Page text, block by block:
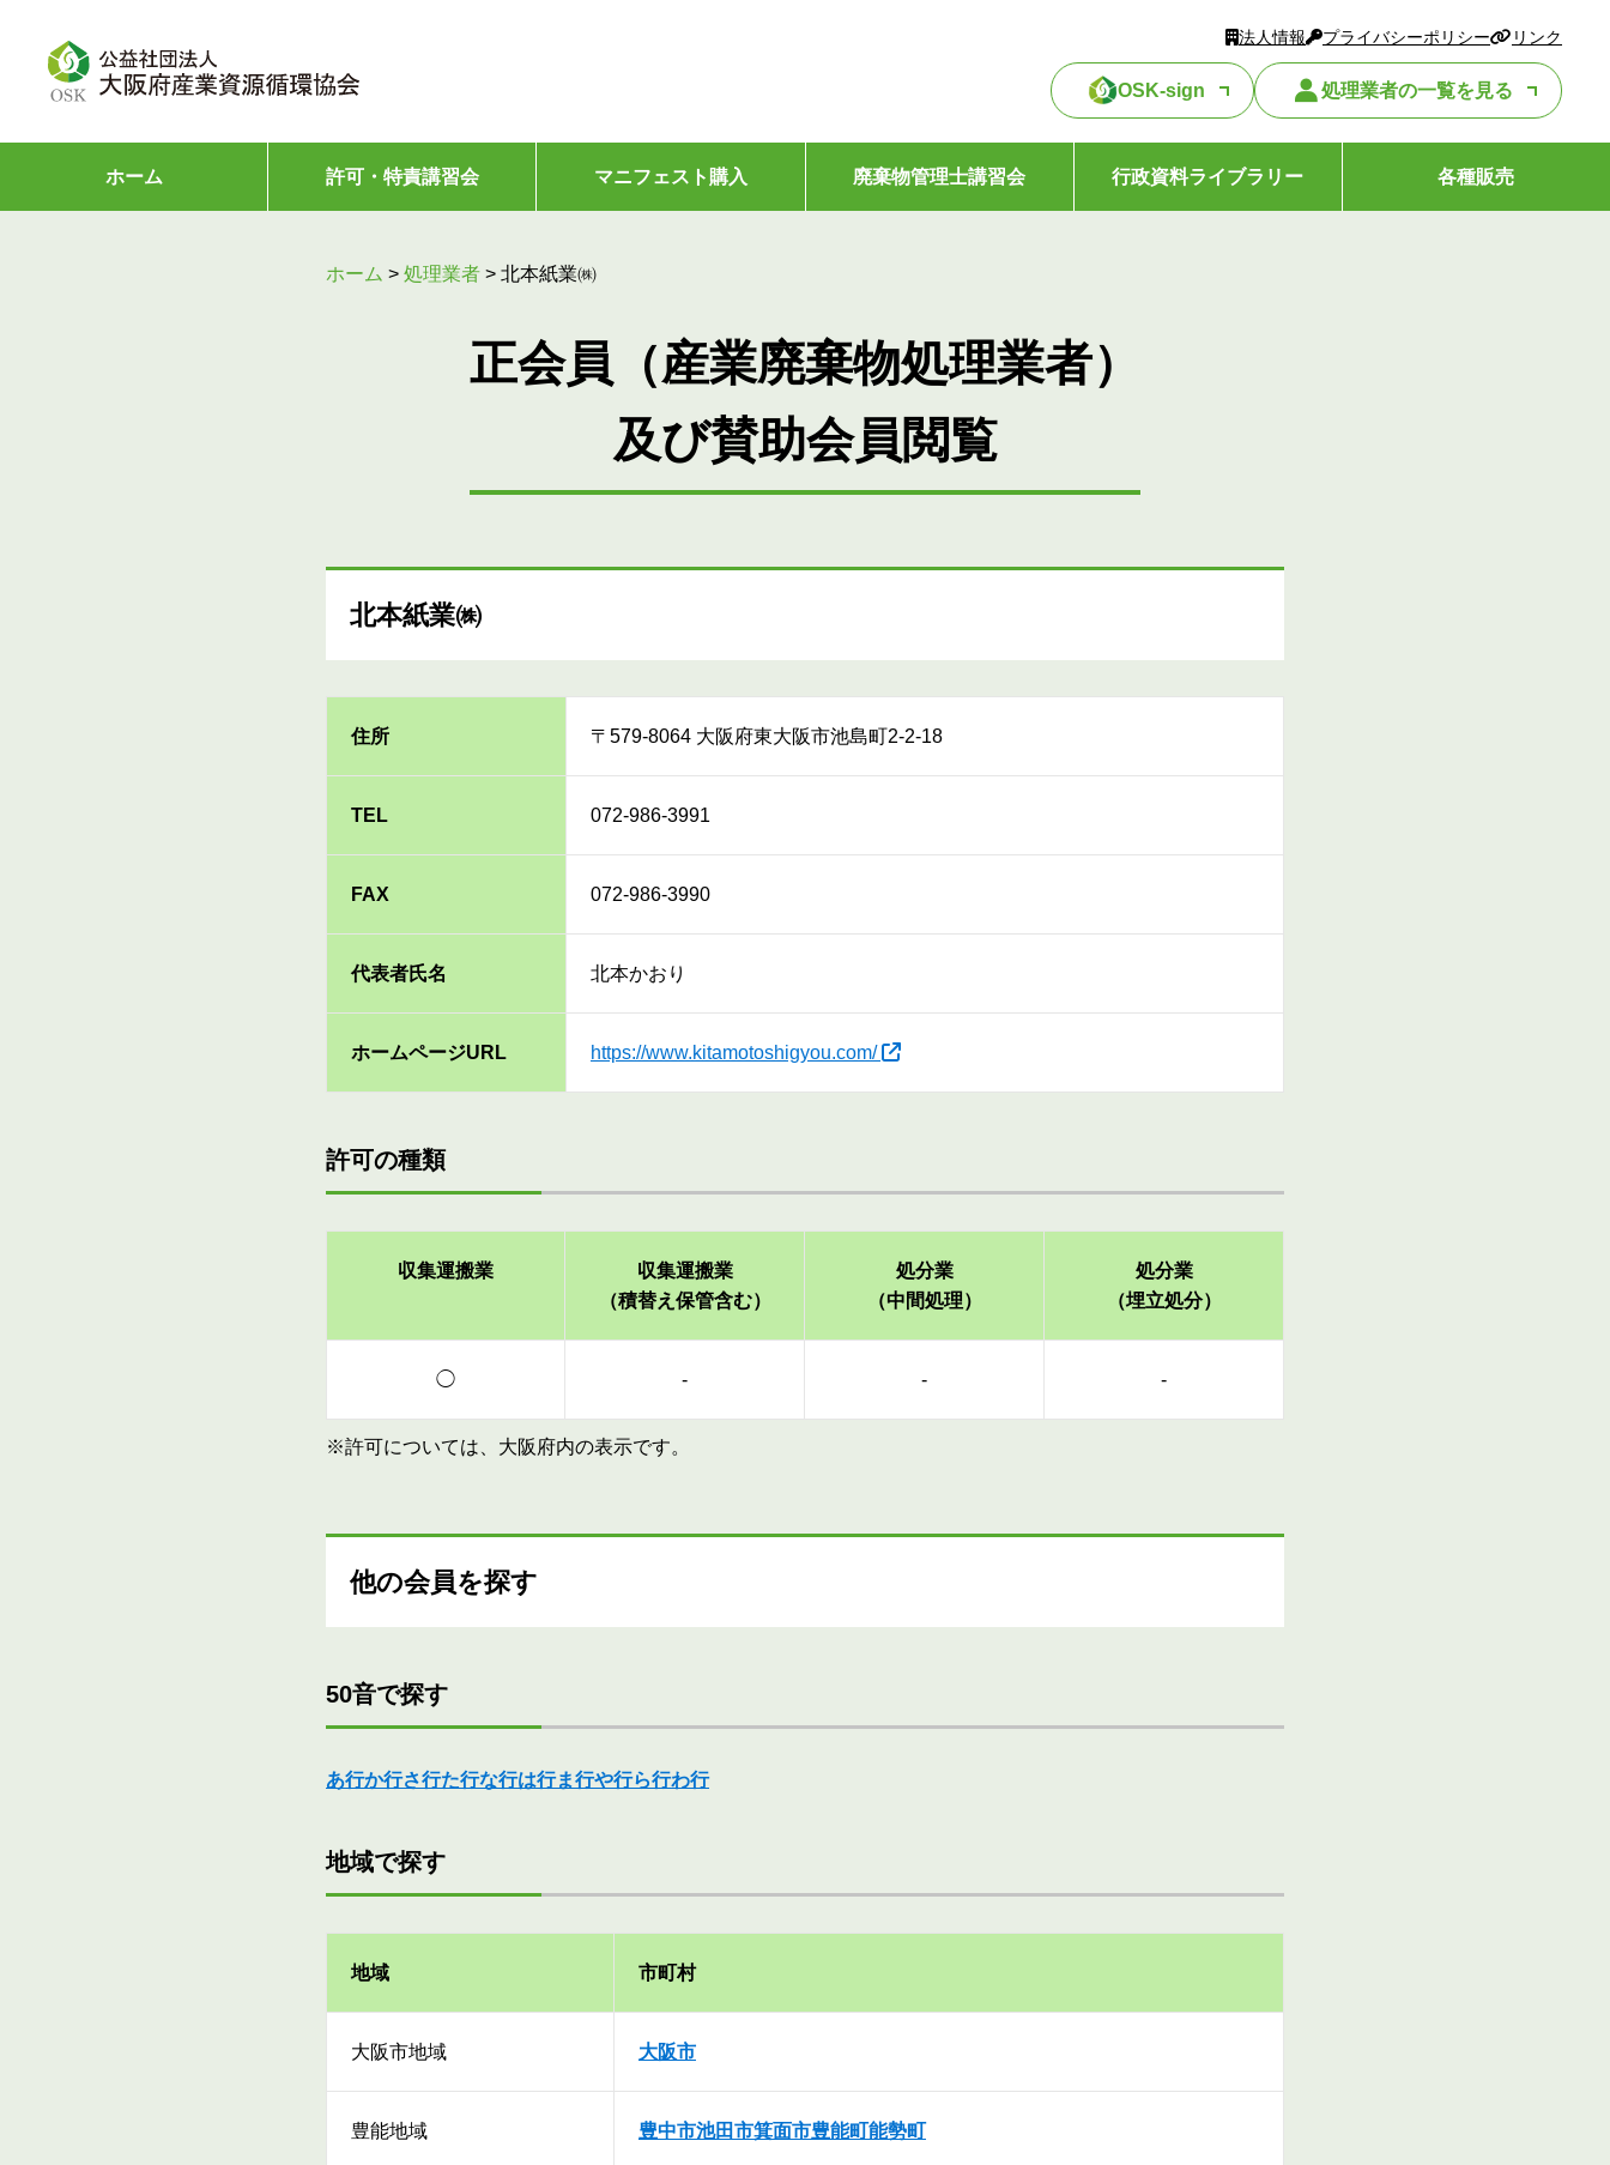
法人情報 プライバシーポリシー リンク
OSK-sign 処理業者の一覧を見る
ホーム 許可・特責講習会 マニフェスト購入 廃棄物管理士講習会 行政資料ライブラリー 各種販売
ホーム > 処理業者 > 北本紙業㈱
正会員（産業廃棄物処理業者）
及び賛助会員閲覧
北本紙業㈱
住所 〒579-8064 大阪府東大阪市池島町2-2-18
TEL 072-986-3991
FAX 072-986-3990
代表者氏名 北本かおり
ホームページURL https://www.kitamotoshigyou.com/
許可の種類
収集運搬業
収集運搬業
（積替え保管含む）
処分業
（中間処理）
処分業
（埋立処分）
◯ - - -
※許可については、大阪府内の表示です。
他の会員を探す
50音で探す
あ行か行さ行た行な行は行ま行や行ら行わ行
地域で探す
地域 市町村
大阪市地域 大阪市
豊能地域 豊中市池田市箕面市豊能町能勢町